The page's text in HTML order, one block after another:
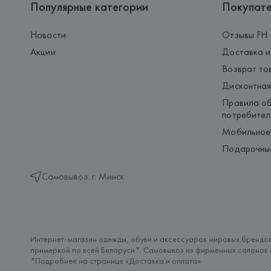
Популярные категории
Новости
Акции
Самовывоз: г. Минск
Отзывы FH
Доставка
Возврат
Правила
Мобильное
Интернет-магазин одежды, обуви и аксессуаров мировых
примеркой по всей Беларуси*. Самовывоз из фирменных салонов
*Подробнее на странице «Доставка и оплата»